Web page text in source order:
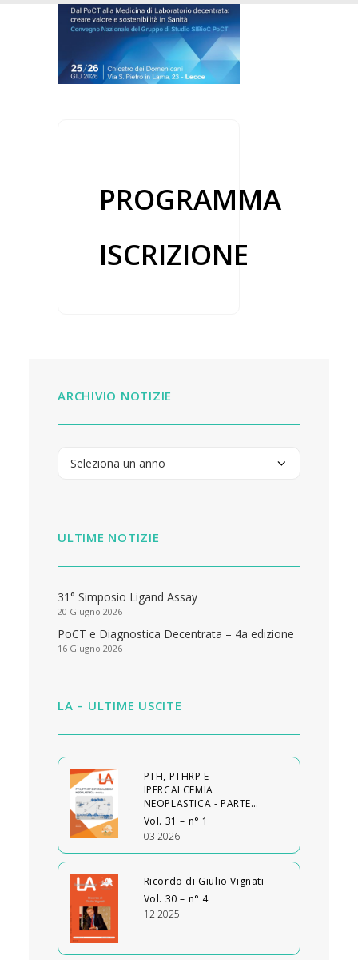
PROGRAMMA
ISCRIZIONE
ARCHIVIO NOTIZIE
ULTIME NOTIZIE
31° Simposio Ligand Assay
20 Giugno 2026
PoCT e Diagnostica Decentrata – 4a edizione
16 Giugno 2026
LA – ULTIME USCITE
PTH, PTHRP E
IPERCALCEMIA
NEOPLASTICA - PARTE…
Vol. 31 – n° 1
03 2026
Ricordo di Giulio Vignati
Vol. 30 – n° 4
12 2025